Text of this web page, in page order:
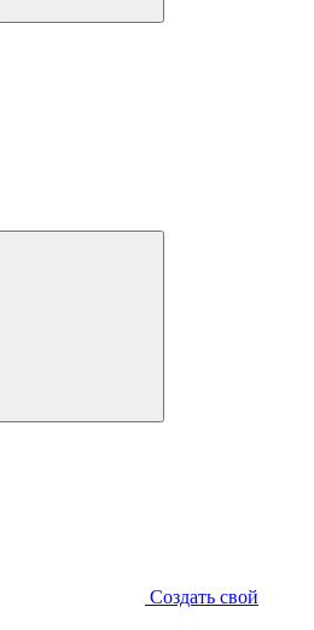
Создать свой